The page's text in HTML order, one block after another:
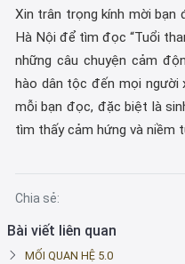
Xin trân trọng kính mời
Hà Nội để tìm đọc “Tuổi
những câu chuyện cảm
hào dân tộc đến mọi người
mỗi bạn đọc, đặc biệt là
tìm thấy cảm hứng và niềm
Chia sẻ:
Bài viết liên quan
MỐI QUAN HỆ 5.0